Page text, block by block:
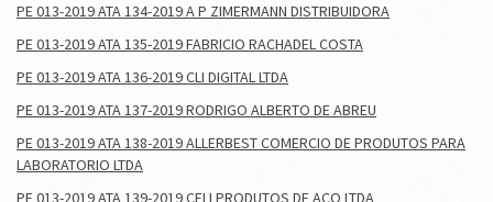
PE 013-2019 ATA 134-2019 A P ZIMERMANN DISTRIBUIDORA
PE 013-2019 ATA 135-2019 FABRICIO RACHADEL COSTA
PE 013-2019 ATA 136-2019 CLI DIGITAL LTDA
PE 013-2019 ATA 137-2019 RODRIGO ALBERTO DE ABREU
PE 013-2019 ATA 138-2019 ALLERBEST COMERCIO DE PRODUTOS PARA
LABORATORIO LTDA
PE 013-2019 ATA 139-2019 CELI PRODUTOS DE ACO LTDA